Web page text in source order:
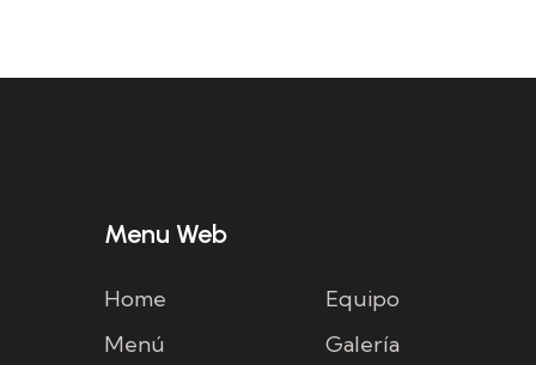
Menu Web
Home
Equipo
Menú
Galería